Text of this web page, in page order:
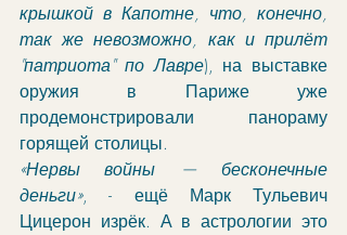
крышкой в Капотне, что, конечно,
так же невозможно, как и прилёт
"патриота" по Лавре), на выставке
оружия в Париже уже
продемонстрировали панораму
горящей столицы.
«Нервы войны — бесконечные
деньги», - ещё Марк Тульевич
Цицерон изрёк. А в астрологии это